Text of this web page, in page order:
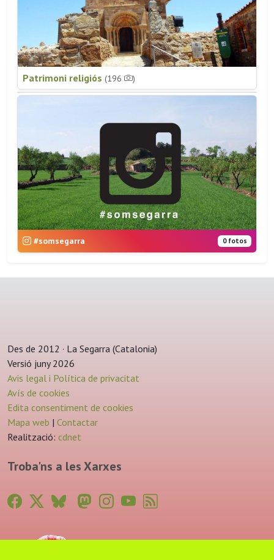
Patrimoni religiós (196 )
#somsegarra 0 fotos
Des de 2012 · La Segarra (Catalonia)
Versió juny 2026
Avis legal i Política de privacitat
Avís de cookies
Edita consentiment de cookies
Mapa web | Contactar
Realització: cdnet
Troba'ns a les Xarxes